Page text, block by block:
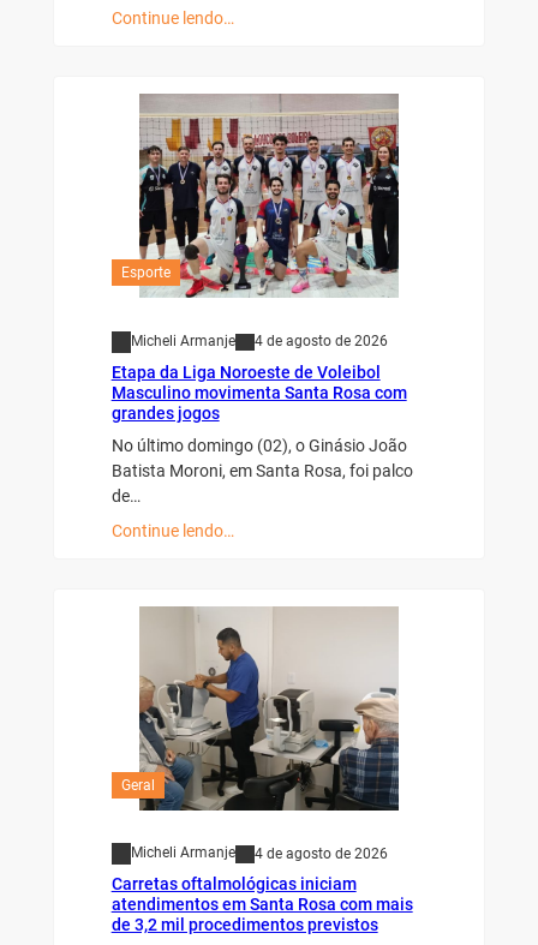
Continue lendo…
Esporte
Micheli Armanje 4 de agosto de 2026
Etapa da Liga Noroeste de Voleibol
Masculino movimenta Santa Rosa com
grandes jogos
No último domingo (02), o Ginásio João
Batista Moroni, em Santa Rosa, foi palco
de…
Continue lendo…
Geral
Micheli Armanje 4 de agosto de 2026
Carretas oftalmológicas iniciam
atendimentos em Santa Rosa com mais
de 3,2 mil procedimentos previstos